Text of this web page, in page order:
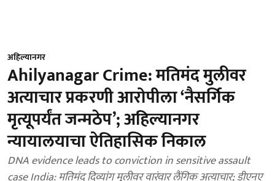
अहिल्यानगर
Ahilyanagar Crime: मतिमंद मुलीवर
अत्याचार प्रकरणी आरोपीला ‘नैसर्गिक
मृत्यूपर्यंत जन्मठेप’; अहिल्यानगर
न्यायालयाचा ऐतिहासिक निकाल
DNA evidence leads to conviction in sensitive assault
case India: मतिमंद दिव्यांग मुलीवर वारंवार लैंगिक अत्याचार; डीएनए